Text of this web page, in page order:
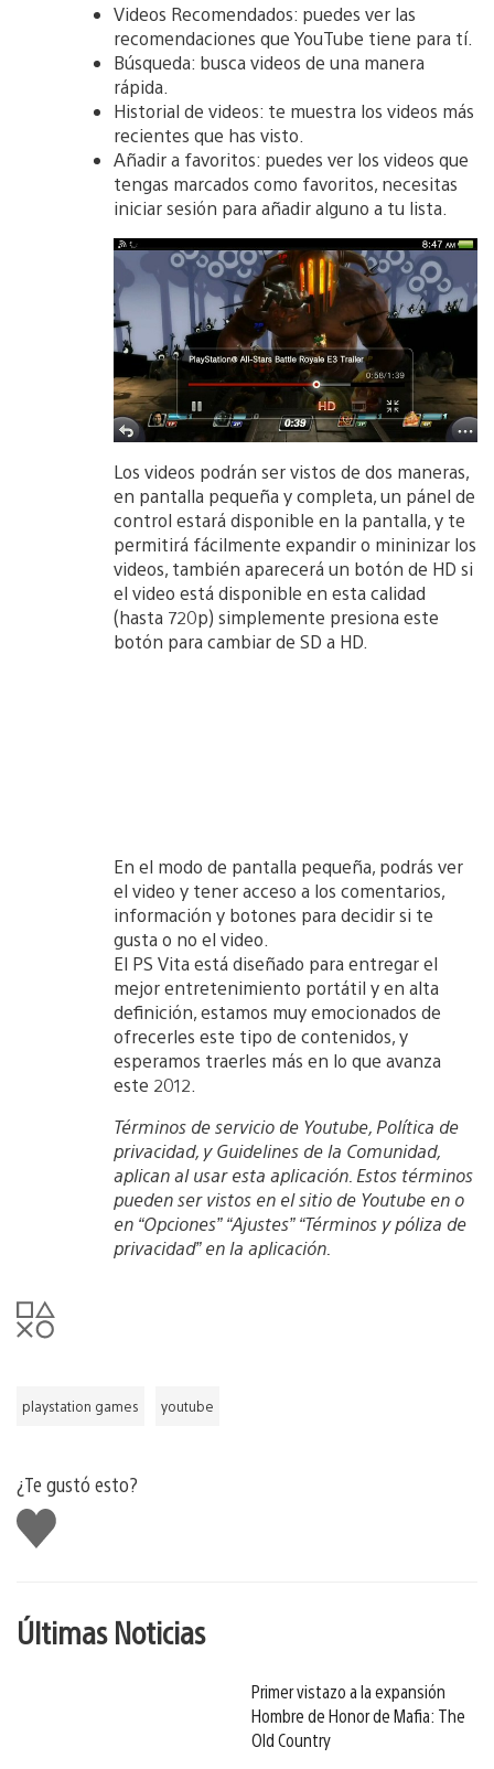
Videos Recomendados: puedes ver las
recomendaciones que YouTube tiene para tí.
Búsqueda: busca videos de una manera
rápida.
Historial de videos: te muestra los videos más
recientes que has visto.
Añadir a favoritos: puedes ver los videos que
tengas marcados como favoritos, necesitas
iniciar sesión para añadir alguno a tu lista.
Los videos podrán ser vistos de dos maneras,
en pantalla pequeña y completa, un pánel de
control estará disponible en la pantalla, y te
permitirá fácilmente expandir o mininizar los
videos, también aparecerá un botón de HD si
el video está disponible en esta calidad
(hasta 720p) simplemente presiona este
botón para cambiar de SD a HD.
En el modo de pantalla pequeña, podrás ver
el video y tener acceso a los comentarios,
información y botones para decidir si te
gusta o no el video.
El PS Vita está diseñado para entregar el
mejor entretenimiento portátil y en alta
definición, estamos muy emocionados de
ofrecerles este tipo de contenidos, y
esperamos traerles más en lo que avanza
este 2012.
Términos de servicio de Youtube, Política de
privacidad, y Guidelines de la Comunidad,
aplican al usar esta aplicación. Estos términos
pueden ser vistos en el sitio de Youtube en o
en “Opciones” “Ajustes” “Términos y póliza de
privacidad” en la aplicación.
playstation games youtube
¿Te gustó esto?
Me
gusta
Últimas Noticias
Primer vistazo a la expansión
Hombre de Honor de Mafia: The
Old Country